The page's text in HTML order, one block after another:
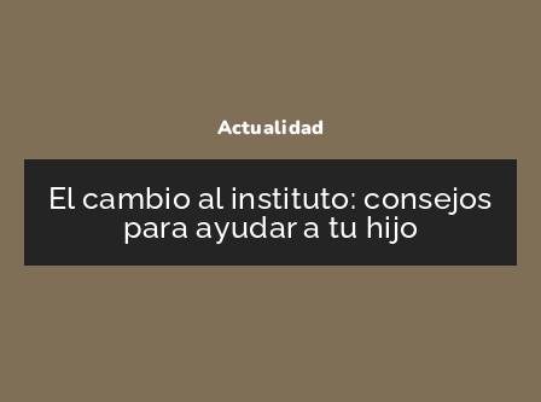
Actualidad
El cambio al instituto: consejos
para ayudar a tu hijo